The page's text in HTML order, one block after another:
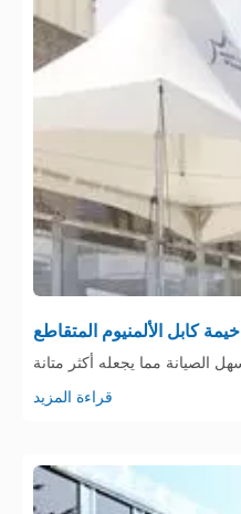
خيمة كابل الألمنيوم المتقاطع
قراءة المزيد